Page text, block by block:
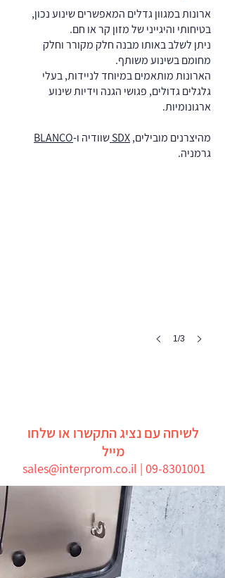
ארונות במגוון גדלים המאפשרים שינוע נכון,
בטיחותי והיגייני של מזון קר או חם.
ניתן לשלב באותו מבנה חלק מקורר וחלק
מחומם בשינוע משותף.
הארונות מותאמים במיוחד לניידות, בעלי
גלגלים גדולים, פגושי הגנה וידיות שינוע
ארגונומיות.
מהיצרנים מובילים,SDXשוודיה ו-BLANCO
גרמניה.
1/3
לשיחה עם נציג התקשרו או שלחו
מייל
sales@interprom.co.il | 09-8301001